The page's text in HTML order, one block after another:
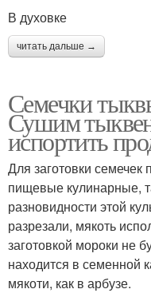
В духовке
читать дальше →
Семечки
Сушим
испортить
Для заготовки
пищевые кулинарные,
разновидности этой
разрезали, мякоть
заготовкой мороки не
находится в семенной
мякоти, как в арбузе.